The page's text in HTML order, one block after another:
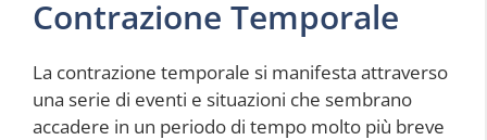
Contrazione Temporale
La contrazione temporale si manifesta attraverso
una serie di eventi e situazioni che sembrano
accadere in un periodo di tempo molto più breve